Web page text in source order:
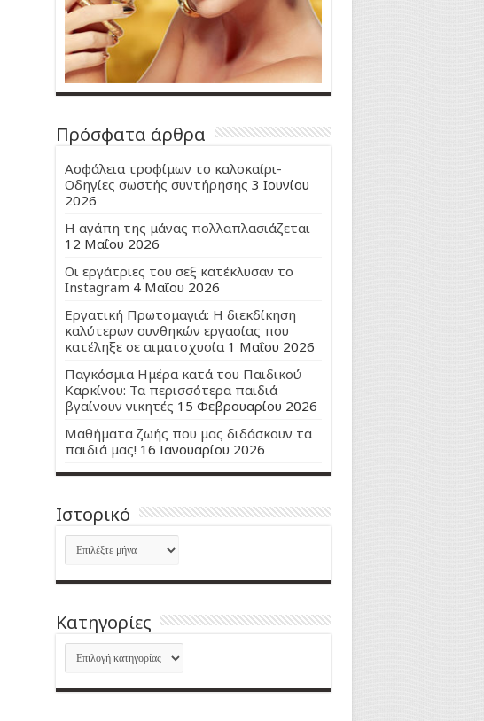
Πρόσφατα άρθρα
Ασφάλεια τροφίμων το καλοκαίρι-
Οδηγίες σωστής συντήρησης 3 Ιουνίου
2026
Η αγάπη της μάνας πολλαπλασιάζεται
12 Μαΐου 2026
Οι εργάτριες του σεξ κατέκλυσαν το
Instagram 4 Μαΐου 2026
Εργατική Πρωτομαγιά: Η διεκδίκηση
καλύτερων συνθηκών εργασίας που
κατέληξε σε αιματοχυσία 1 Μαΐου 2026
Παγκόσμια Ημέρα κατά του Παιδικού
Καρκίνου: Τα περισσότερα παιδιά
βγαίνουν νικητές 15 Φεβρουαρίου 2026
Μαθήματα ζωής που μας διδάσκουν τα
παιδιά μας! 16 Ιανουαρίου 2026
Ιστορικό
Ιστορικό
Kατηγορίες
Kατηγορίες